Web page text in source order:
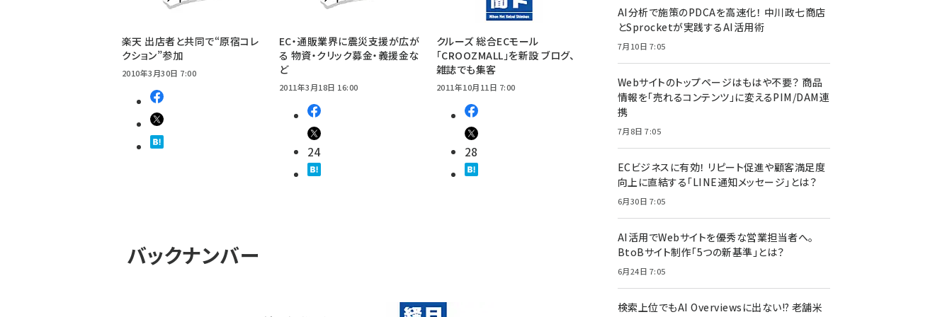
楽天 出店者と共同で“原宿コレ
クション”参加
2010年3月30日 7:00
EC・通販業界に震災支援が広が
る 物資・クリック募金・義援金な
ど
2011年3月18日 16:00
24
クルーズ 総合ECモール
「CROOZMALL」を新設 ブログ、
雑誌でも集客
2011年10月11日 7:00
28
バックナンバー
AI分析で施策のPDCAを高速化！ 中川政七商店
とSprocketが実践するAI活用術
7月10日 7:05
Webサイトのトップページはもはや不要？ 商品
情報を「売れるコンテンツ」に変えるPIM/DAM連
携
7月8日 7:05
ECビジネスに有効！ リピート促進や顧客満足度
向上に直結する「LINE通知メッセージ」とは？
6月30日 7:05
AI活用でWebサイトを優秀な営業担当者へ。
BtoBサイト制作「5つの新基準」とは？
6月24日 7:05
検索上位でもAI Overviewsに出ない!? 老舗米